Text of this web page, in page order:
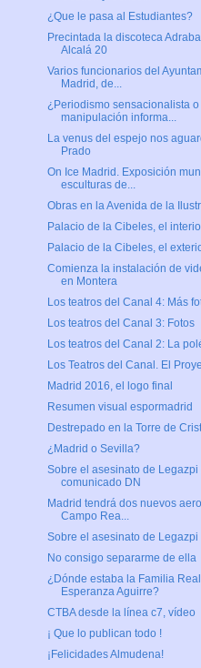
¿Que le pasa al Estudiantes?
Precintada la discoteca
Alcalá 20
Varios funcionarios del
Madrid, de...
¿Periodismo sensacionalista o
manipulación informa...
La venus del espejo nos
Prado
On Ice Madrid. Exposición
esculturas de...
Obras en la Avenida de la
Palacio de la Cibeles, el
Palacio de la Cibeles, el
Comienza la instalación de
en Montera
Los teatros del Canal 4: Más
Los teatros del Canal 3: Fotos
Los teatros del Canal 2: La
Los Teatros del Canal. El
Madrid 2016, el logo final
Resumen visual espormadrid
Destrepado en la Torre de
¿Madrid o Sevilla?
Sobre el asesinato de Legazpi
comunicado DN
Madrid tendrá dos nuevos
Campo Rea...
Sobre el asesinato de Legazpi
No consigo separarme de ella
¿Dónde estaba la Familia
Esperanza Aguirre?
CTBA desde la línea c7, vídeo
¡ Que lo publican todo !
¡Felicidades Almudena!